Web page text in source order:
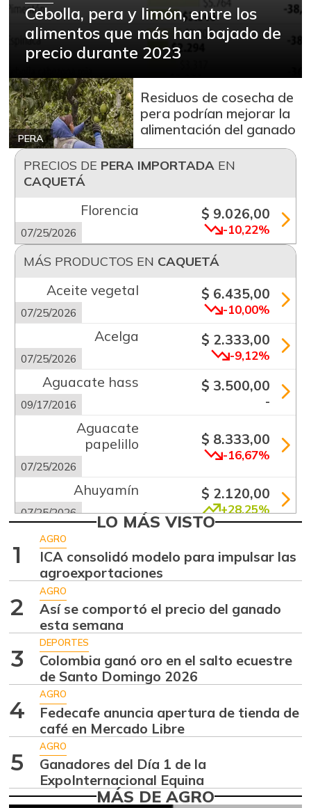
Cebolla, pera y limón, entre los
alimentos que más han bajado de
precio durante 2023
PERA
Residuos de cosecha de
pera podrían mejorar la
alimentación del ganado
PRECIOS DE PERA IMPORTADAEN
CAQUETÁ
Florencia
07/25/2026
$ 9.026,00
-10,22%
MÁS PRODUCTOS EN CAQUETÁ
Aceite vegetal
07/25/2026
$ 6.435,00
-10,00%
Acelga
07/25/2026
$ 2.333,00
-9,12%
Aguacate hass
09/17/2016
$ 3.500,00
-
Aguacate
papelillo
07/25/2026
$ 8.333,00
-16,67%
Ahuyamín
07/25/2026
$ 2.120,00
+28,25%
Alas de pollo sin
costillar
07/25/2026
+1,26%
amarilla
07/25/2026
$ 5.680,00
Arroz de primera
07/25/2026
$ 3.675,00
Bagre rayado
entero fresco
07/25/2026
$ 41.333,00
Banano criollo
07/25/2026
$ 2.387,00
+16,27%
LO MÁS VISTO
1
AGRO
ICA consolidó modelo para impulsar las
agroexportaciones
2
AGRO
Así se comportó el precio del ganado
esta semana
3
DEPORTES
Colombia ganó oro en el salto ecuestre
de Santo Domingo 2026
4
AGRO
Fedecafe anuncia apertura de tienda de
café en Mercado Libre
5
AGRO
Ganadores del Día 1 de la
ExpoInternacional Equina
MÁS DE AGRO